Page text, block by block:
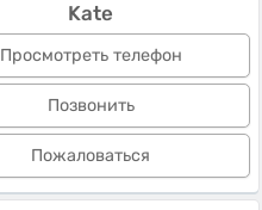
Kate
Просмотреть телефон
Позвонить
Пожаловаться